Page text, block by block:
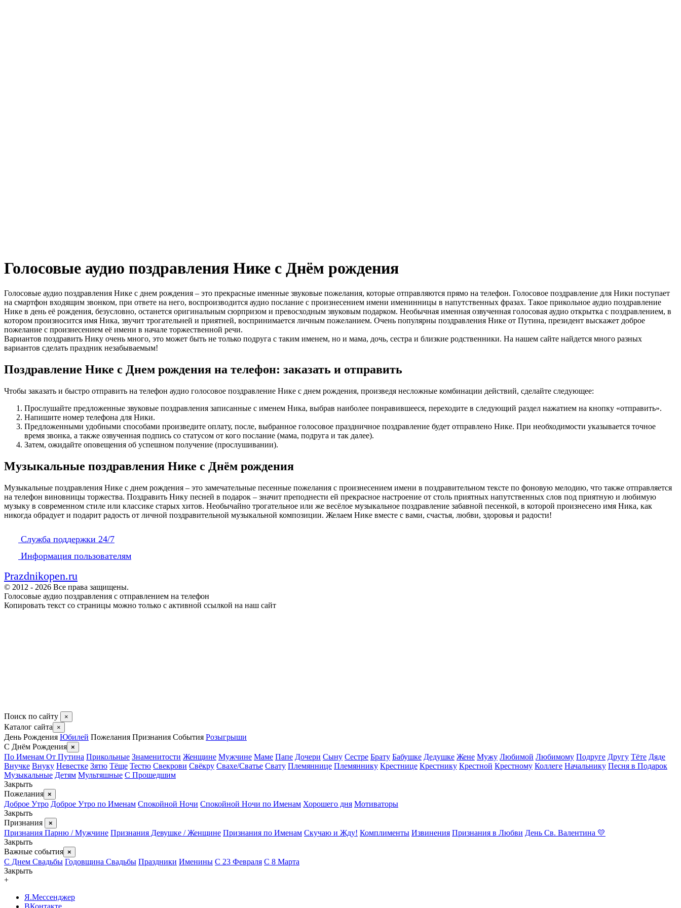
Голосовые аудио поздравления Нике с Днём рождения
Голосовые аудио поздравления Нике с днем рождения – это прекрасные именные звуковые пожелания, которые отправляются прямо на телефон. Голосовое поздравление для Ники поступает
на смартфон входящим звонком, при ответе на него, воспроизводится аудио послание с произнесением имени именинницы в напутственных фразах. Такое прикольное аудио поздравление
Нике в день её рождения, безусловно, останется оригинальным сюрпризом и превосходным звуковым подарком. Необычная именная озвученная голосовая аудио открытка с поздравлением, в
котором произносится имя Ника, звучит трогательней и приятней, воспринимается личным пожеланием. Очень популярны поздравления Нике от Путина, президент выскажет доброе
пожелание с произнесением её имени в начале торжественной речи.
Вариантов поздравить Нику очень много, это может быть не только подруга с таким именем, но и мама, дочь, сестра и близкие родственники. На нашем сайте найдется много разных
вариантов сделать праздник незабываемым!
Поздравление Нике с Днем рождения на телефон: заказать и отправить
Чтобы заказать и быстро отправить на телефон аудио голосовое поздравление Нике с днем рождения, произведя несложные комбинации действий, сделайте следующее:
Прослушайте предложенные звуковые поздравления записанные с именем Ника, выбрав наиболее понравившееся, переходите в следующий раздел нажатием на кнопку «отправить».
Напишите номер телефона для Ники.
Предложенными удобными способами произведите оплату, после, выбранное голосовое праздничное поздравление будет отправлено Нике. При необходимости указывается точное
время звонка, а также озвученная подпись со статусом от кого послание (мама, подруга и так далее).
Затем, ожидайте оповещения об успешном получение (прослушивании).
Музыкальные поздравления Нике с Днём рождения
Музыкальные поздравления Нике с днем рождения – это замечательные песенные пожелания с произнесением имени в поздравительном тексте по фоновую мелодию, что также отправляется
на телефон виновницы торжества. Поздравить Нику песней в подарок – значит преподнести ей прекрасное настроение от столь приятных напутственных слов под приятную и любимую
музыку в современном стиле или классике старых хитов. Необычайно трогательное или же весёлое музыкальное поздравление забавной песенкой, в которой произнесено имя Ника, как
никогда обрадует и подарит радость от личной поздравительной музыкальной композиции. Желаем Нике вместе с вами, счастья, любви, здоровья и радости!
Служба поддержки 24/7
Информация пользователям
Prazdnikopen.ru
© 2012 - 2026 Все права защищены.
Голосовые аудио поздравления с отправлением на телефон
Копировать текст со страницы можно только с активной ссылкой на наш сайт
Поиск по сайту ×
Каталог сайта ×
День Рождения Юбилей Пожелания Признания События Розыгрыши
С Днём Рождения ×
По Именам От Путина Прикольные Знаменитости Женщине Мужчине Маме Папе Дочери Сыну Сестре Брату Бабушке Дедушке Жене Мужу Любимой Любимому Подруге Другу Тёте Дяде
Внучке Внуку Невестке Зятю Тёще Тестю Свекрови Свёкру Свахе/Сватье Свату Племяннице Племяннику Крестнице Крестнику Крестной Крестному Коллеге Начальнику Песня в Подарок
Музыкальные Детям Мультяшные С Прошедшим
Закрыть
Пожелания ×
Доброе Утро Доброе Утро по Именам Спокойной Ночи Спокойной Ночи по Именам Хорошего дня Мотиваторы
Закрыть
Признания
×
Признания Парню / Мужчине Признания Девушке / Женщине Признания по Именам Скучаю и Жду! Комплименты Извинения Признания в Любви День Св. Валентина 💛
Закрыть
Важные события ×
С Днем Свадьбы Годовщина Свадьбы Праздники Именины С 23 Февраля С 8 Марта
Закрыть
+
Я.Мессенджер
ВКонтакте